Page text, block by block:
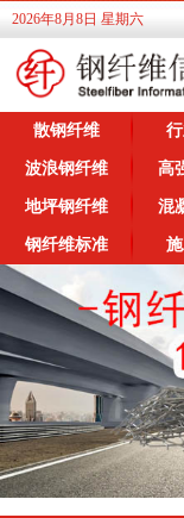
2026年8月8日 星期六
钢纤维信息网为广大
散钢纤维
波浪钢纤维 高
地坪钢纤维 混
钢纤维标准